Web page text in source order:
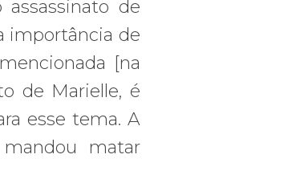
de
importância de
[na
de Marielle, é
esse tema. A
matar